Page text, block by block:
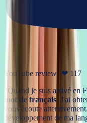
YouTube review· ❤ 117
Quand je suis arrivé en
mot de français. J'ai
vous écoute
développement de ma